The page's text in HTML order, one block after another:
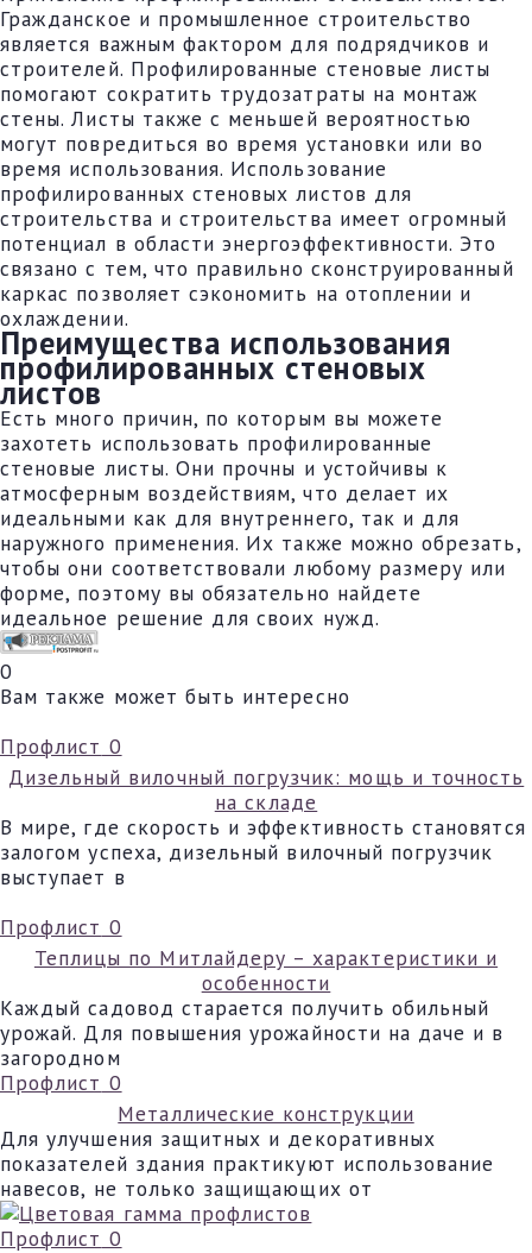
Гражданское и промышленное строительство
является важным фактором для подрядчиков и
строителей. Профилированные стеновые листы
помогают сократить трудозатраты на монтаж
стены. Листы также с меньшей вероятностью
могут повредиться во время установки или во
время использования. Использование
профилированных стеновых листов для
строительства и строительства имеет огромный
потенциал в области энергоэффективности. Это
связано с тем, что правильно сконструированный
каркас позволяет сэкономить на отоплении и
охлаждении.
Преимущества использования
профилированных стеновых
листов
Есть много причин, по которым вы можете
захотеть использовать профилированные
стеновые листы. Они прочны и устойчивы к
атмосферным воздействиям, что делает их
идеальными как для внутреннего, так и для
наружного применения. Их также можно обрезать,
чтобы они соответствовали любому размеру или
форме, поэтому вы обязательно найдете
идеальное решение для своих нужд.
0
Вам также может быть интересно
Профлист 0
Дизельный вилочный погрузчик: мощь и точность
на складе
В мире, где скорость и эффективность становятся
залогом успеха, дизельный вилочный погрузчик
выступает в
Профлист 0
Теплицы по Митлайдеру – характеристики и
особенности
Каждый садовод старается получить обильный
урожай. Для повышения урожайности на даче и в
загородном
Профлист 0
Металлические конструкции
Для улучшения защитных и декоративных
показателей здания практикуют использование
навесов, не только защищающих от
Профлист 0